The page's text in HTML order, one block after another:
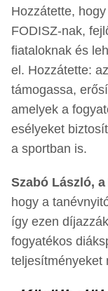
Hozzátette,
FODISZ-nak,
fiataloknak és
el. Hozzátette:
támogassa,
amelyek a
esélyeket
a sportban is.
Szabó László,
hogy a
így ezen
fogyatékos
teljesítményeket